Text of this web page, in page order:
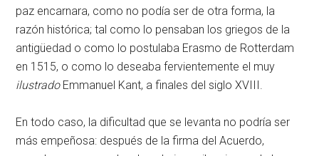
paz encarnara, como no podía ser de otra forma, la
razón histórica; tal como lo pensaban los griegos de la
antigüedad o como lo postulaba Erasmo de Rotterdam
en 1515, o como lo deseaba fervientemente el muy
ilustrado Emmanuel Kant, a finales del siglo XVIII.
En todo caso, la dificultad que se levanta no podría ser
más empeñosa: después de la firma del Acuerdo,